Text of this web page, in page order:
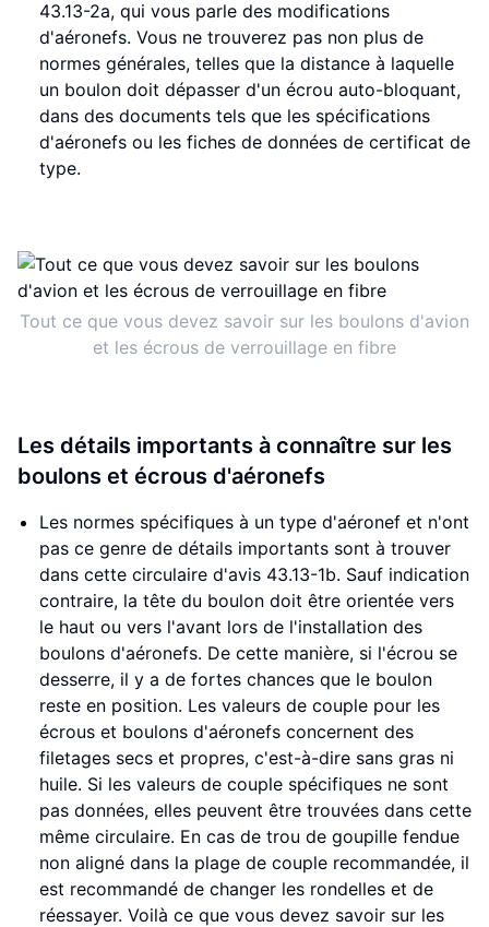
43.13-2a, qui vous parle des modifications
d'aéronefs. Vous ne trouverez pas non plus de
normes générales, telles que la distance à laquelle
un boulon doit dépasser d'un écrou auto-bloquant,
dans des documents tels que les spécifications
d'aéronefs ou les fiches de données de certificat de
type.
Tout ce que vous devez savoir sur les boulons d'avion
et les écrous de verrouillage en fibre
Les détails importants à connaître sur les
boulons et écrous d'aéronefs
Les normes spécifiques à un type d'aéronef et n'ont
pas ce genre de détails importants sont à trouver
dans cette circulaire d'avis 43.13-1b. Sauf indication
contraire, la tête du boulon doit être orientée vers
le haut ou vers l'avant lors de l'installation des
boulons d'aéronefs. De cette manière, si l'écrou se
desserre, il y a de fortes chances que le boulon
reste en position. Les valeurs de couple pour les
écrous et boulons d'aéronefs concernent des
filetages secs et propres, c'est-à-dire sans gras ni
huile. Si les valeurs de couple spécifiques ne sont
pas données, elles peuvent être trouvées dans cette
même circulaire. En cas de trou de goupille fendue
non aligné dans la plage de couple recommandée, il
est recommandé de changer les rondelles et de
réessayer. Voilà ce que vous devez savoir sur les